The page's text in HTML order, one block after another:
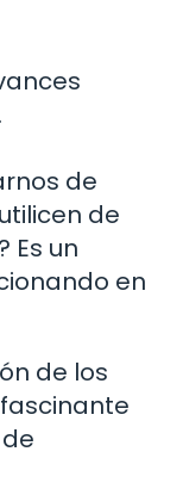
de
de
Es un
en
de los